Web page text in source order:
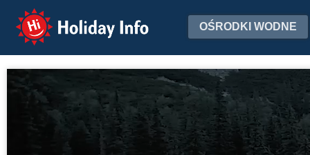
Holiday Info OŚRODKI WODNE